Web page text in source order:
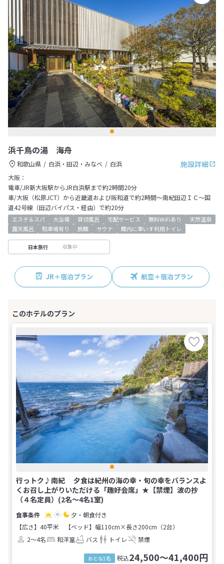
浜千鳥の湯 海舟
施設詳細
和歌山県 白浜・田辺・みなべ
白浜
大阪：
電車/JR新大阪駅からJR白浜駅まで約2時間20分
車/大阪（松原JCT）から近畿道および阪和道で約2時間～南紀田辺ＩＣ～国
道42号線（田辺バイパス・経由）で約20分
エステ＆スパ 大浴場 貸切風呂 宅配サービス 無料WiFiあり
天然温泉
露天風呂
駐車場有り 旅館 サウナ 館内に車いす利用トイレ
日本旅行 収集中
JR＋宿泊プラン 航空＋宿泊プラン
行っトク♪南紀 夕食は紀州の海の幸・旬の幸をバランスよ
くお召し上がりいただける「趣好会席」★【禁煙】波の抄
（４名定員）(2名～4名1室)
夕・朝食付き
【広さ】40平米
【ベッド】幅110cm×長さ200cm（2台）
2～4名
和洋室 バス トイレ 禁煙
おとな1名 税込24,500～41,400円